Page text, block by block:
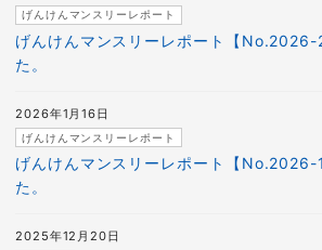
げんけんマンスリーレポート【No.2026-
た。
げんけんマンスリーレポート
げんけんマンスリーレポート【No.2026-
た。
げんけんマンスリーレポート
2026年1月16日
2025年12月20日